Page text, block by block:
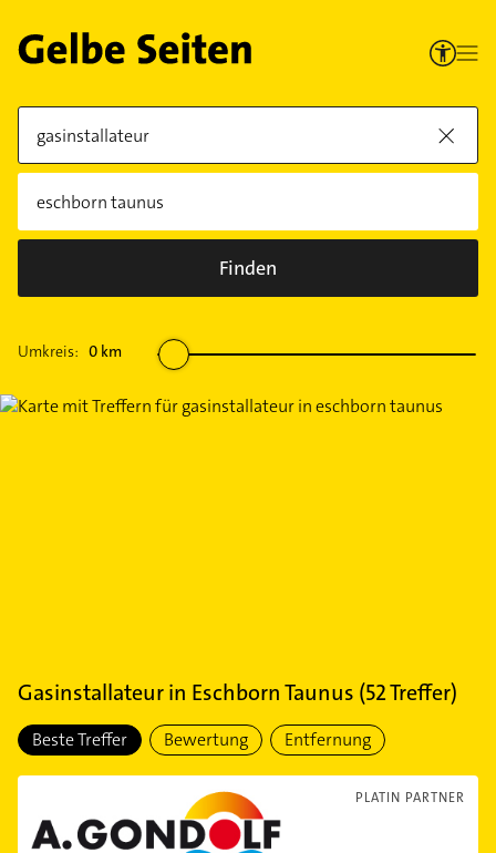
Finden
Umkreis: 0 km
Gasinstallateurin Eschborn Taunus (52Treffer)
Beste Treffer Bewertung Entfernung
PLATIN PARTNER